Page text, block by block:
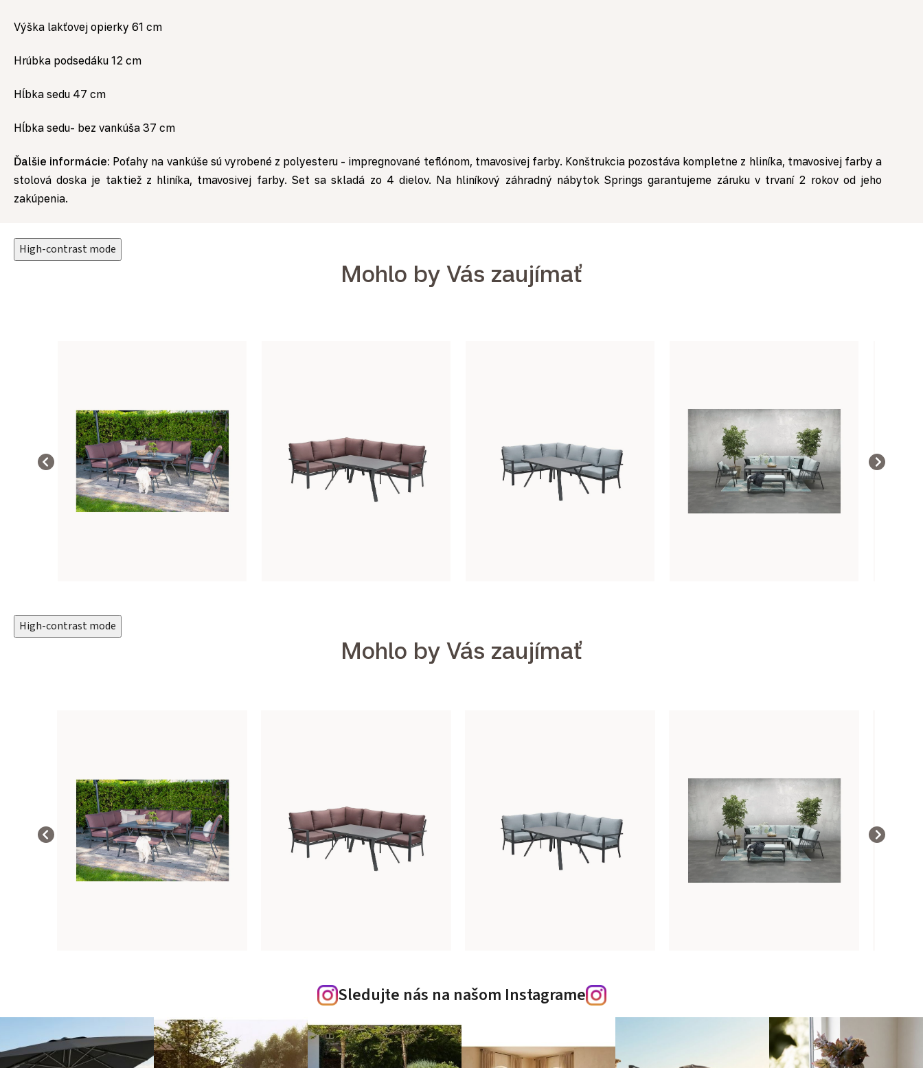
Výška lakťovej opierky 61 cm
Hrúbka podsedáku 12 cm
Hĺbka sedu 47 cm
Hĺbka sedu- bez vankúša 37 cm
Ďalšie informácie: Poťahy na vankúše sú vyrobené z polyesteru - impregnované teflónom, tmavosivej farby. Konštrukcia pozostáva kompletne z hliníka, tmavosivej farby a
stolová doska je taktiež z hliníka, tmavosivej farby. Set sa skladá zo 4 dielov. Na hliníkový záhradný nábytok Springs garantujeme záruku v trvaní 2 rokov od jeho
zakúpenia.
High-contrast mode
Mohlo by Vás zaujímať
High-contrast mode
Mohlo by Vás zaujímať
Sledujte nás na našom Instagrame